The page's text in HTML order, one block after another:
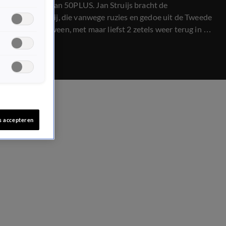
lijsttrekker van 50PLUS. Jan Struijs bracht de
ouderenpartij, die vanwege ruzies en gedoe uit de Tweede
Kamer verdween, met maar liefst 2 zetels weer terug in het
centrum van de macht. Zijn partij kan beslissend zijn in de
van 50PLUS?
accepteren